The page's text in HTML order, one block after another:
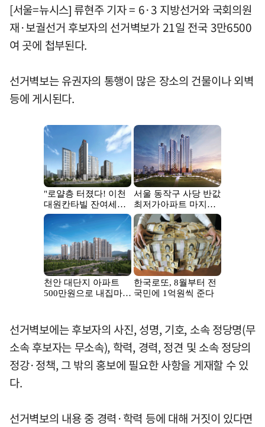
[서울=뉴시스] 류현주 기자 = 6·3 지방선거와 국회의원
재·보궐선거 후보자의 선거벽보가 21일 전국 3만6500
여 곳에 첩부된다.
선거벽보는 유권자의 통행이 많은 장소의 건물이나 외벽
등에 게시된다.
선거벽보에는 후보자의 사진, 성명, 기호, 소속 정당명(무
소속 후보자는 무소속), 학력, 경력, 정견 및 소속 정당의
정강·정책, 그 밖의 홍보에 필요한 사항을 게재할 수 있
다.
선거벽보의 내용 중 경력·학력 등에 대해 거짓이 있다면